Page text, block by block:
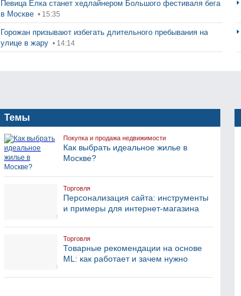
Певица Ёлка станет хедлайнером Большого фестиваля бега
в Москве • 15:35
Горожан призывают избегать длительного пребывания на
улице в жару • 14:14
Темы
Покупка и продажа недвижимости
Как выбрать идеальное жилье в
Москве?
Торговля
Персонализация сайта: инструменты
и примеры для интернет-магазина
Торговля
Товарные рекомендации на основе
ML: как работает и зачем нужно